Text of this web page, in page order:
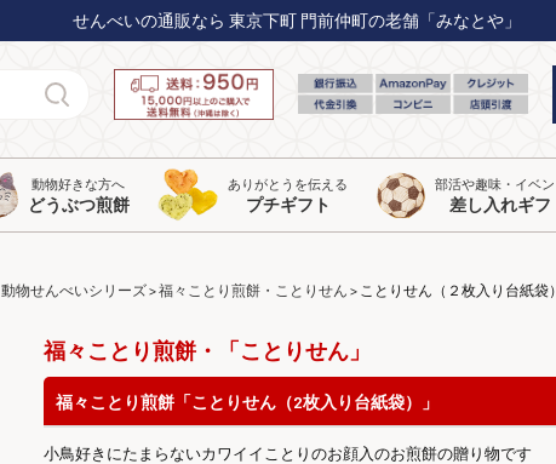
せんべいの通販なら 東京下町 門前仲町の老舗「みなとや」
動物好きな方へ
どうぶつ煎餅
ありがとうを伝える
プチギフト
部活や趣味・イベ
差し入れギフ
動物せんべいシリーズ 福々ことり煎餅・ことりせん ことりせん（２枚入り台紙袋）
福々ことり煎餅・「ことりせん」
福々ことり煎餅「ことりせん（2枚入り台紙袋）」
小鳥好きにたまらないカワイイことりのお顔入のお煎餅の贈り物です